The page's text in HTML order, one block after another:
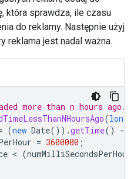
która sprawdza, ile czasu
do reklamy. Następnie użyj
reklama jest nadal ważna.
more than n hours ago.
(long
(new Date()).getTime() -
= 3600000 ;
< (numMilliSecondsPerHour